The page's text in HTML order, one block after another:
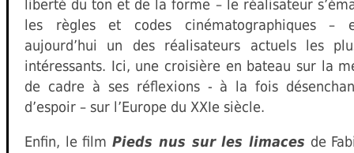
liberté du ton et de la forme – le réalisateur
les règles et codes cinématographiques –
aujourd’hui un des réalisateurs actuels les
intéressants. Ici, une croisière en bateau sur la
de cadre à ses réflexions - à la fois
d’espoir – sur l’Europe du XXIe siècle.
Enfin, le filmPieds nus sur les limaces de